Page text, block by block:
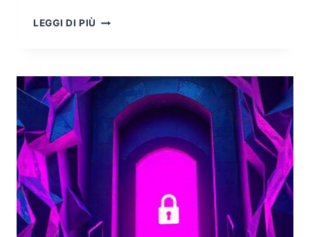
LEGGI DI PIÙ INTERNET
(IOOT):
CYBER
CRIME
INFRASTRUTTURE
IOT